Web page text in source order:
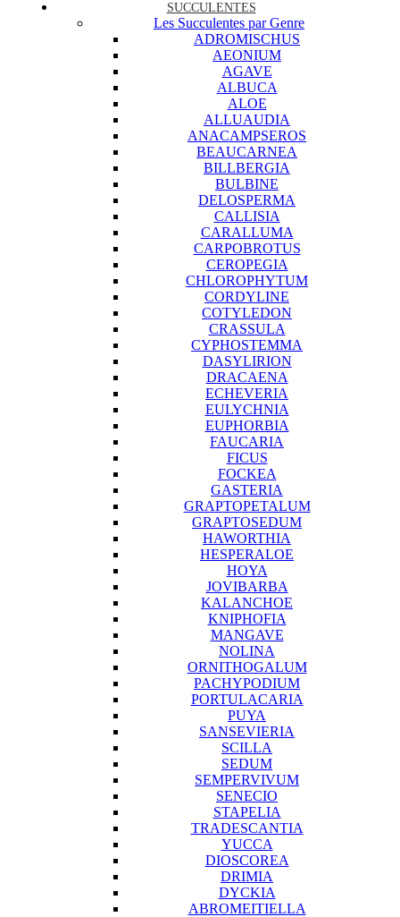
SUCCULENTES
Les Succulentes par Genre
ADROMISCHUS
AEONIUM
AGAVE
ALBUCA
ALOE
ALLUAUDIA
ANACAMPSEROS
BEAUCARNEA
BILLBERGIA
BULBINE
DELOSPERMA
CALLISIA
CARALLUMA
CARPOBROTUS
CEROPEGIA
CHLOROPHYTUM
CORDYLINE
COTYLEDON
CRASSULA
CYPHOSTEMMA
DASYLIRION
DRACAENA
ECHEVERIA
EULYCHNIA
EUPHORBIA
FAUCARIA
FICUS
FOCKEA
GASTERIA
GRAPTOPETALUM
GRAPTOSEDUM
HAWORTHIA
HESPERALOE
HOYA
JOVIBARBA
KALANCHOE
KNIPHOFIA
MANGAVE
NOLINA
ORNITHOGALUM
PACHYPODIUM
PORTULACARIA
PUYA
SANSEVIERIA
SCILLA
SEDUM
SEMPERVIVUM
SENECIO
STAPELIA
TRADESCANTIA
YUCCA
DIOSCOREA
DRIMIA
DYCKIA
ABROMEITIELLA